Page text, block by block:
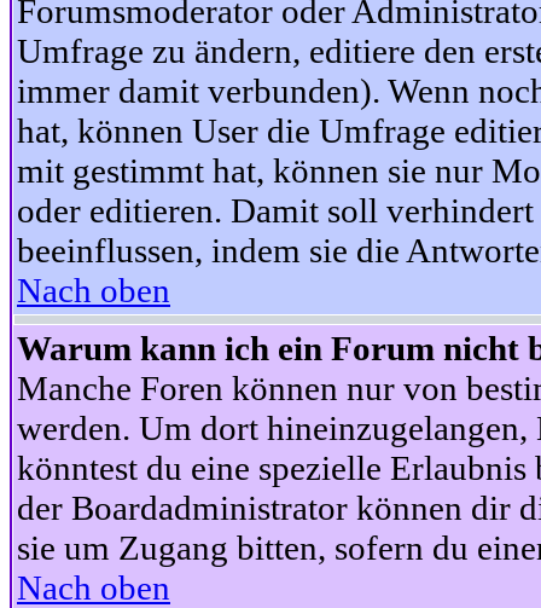
Forumsmoderator oder
Umfrage zu ändern, editiere den
immer damit verbunden). Wenn
hat, können User die Umfrage
mit gestimmt hat, können sie nur
oder editieren. Damit soll
beeinflussen, indem sie die
Nach oben
Warum kann ich ein Forum nicht
Manche Foren können nur von
werden. Um dort hineinzugelangen,
könntest du eine spezielle
der Boardadministrator können dir
sie um Zugang bitten, sofern du
Nach oben